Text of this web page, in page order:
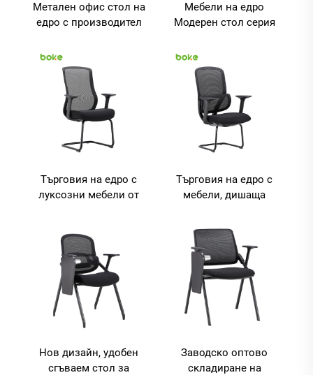
Метален офис стол на
едро с производител
Shape Leg Bow Mesh
Office Chair
Мебели на едро
Модерен стол серия
подлакътник L-
образен крак с лък
Офис изпълнителен
мрежест стол
Търговия на едро с
луксозни мебели от
стол с L-образни крака
Търговия на едро с
мебели, дишаща
подлакътник с дъгови
крака, зелена пяна,
моден офис стол
Нов дизайн, удобен
сгъваем стол за
Заводско оптово
складиране на